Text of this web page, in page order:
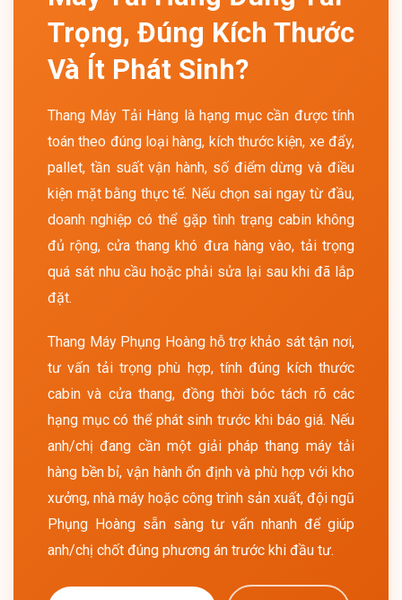
Trọng, Đúng Kích Thước
Và Ít Phát Sinh?
Thang Máy Tải Hàng là hạng mục cần được tính
toán theo đúng loại hàng, kích thước kiện, xe đẩy,
pallet, tần suất vận hành, số điểm dừng và điều
kiện mặt bằng thực tế. Nếu chọn sai ngay từ đầu,
doanh nghiệp có thể gặp tình trạng cabin không
đủ rộng, cửa thang khó đưa hàng vào, tải trọng
quá sát nhu cầu hoặc phải sửa lại sau khi đã lắp
đặt.
Thang Máy Phụng Hoàng hỗ trợ khảo sát tận nơi,
tư vấn tải trọng phù hợp, tính đúng kích thước
cabin và cửa thang, đồng thời bóc tách rõ các
hạng mục có thể phát sinh trước khi báo giá. Nếu
anh/chị đang cần một giải pháp thang máy tải
hàng bền bỉ, vận hành ổn định và phù hợp với kho
xưởng, nhà máy hoặc công trình sản xuất, đội ngũ
Phụng Hoàng sẵn sàng tư vấn nhanh để giúp
anh/chị chốt đúng phương án trước khi đầu tư.